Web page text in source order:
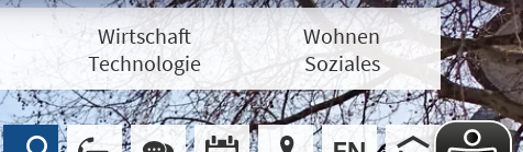
Wirtschaft
Technologie
Wohnen
Soziales